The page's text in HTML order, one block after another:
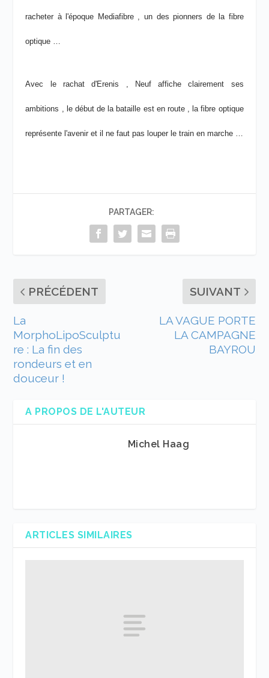
racheter à l'époque Mediafibre , un des pionners de la fibre
optique …
Avec le rachat d'Erenis , Neuf affiche clairement ses
ambitions , le début de la bataille est en route , la fibre optique
représente l'avenir et il ne faut pas louper le train en marche …
PARTAGER:
PRÉCÉDENT
La
MorphoLipoSculptu
re : La fin des
rondeurs et en
douceur !
SUIVANT
LA VAGUE PORTE
LA CAMPAGNE
BAYROU
A PROPOS DE L'AUTEUR
Michel Haag
ARTICLES SIMILAIRES